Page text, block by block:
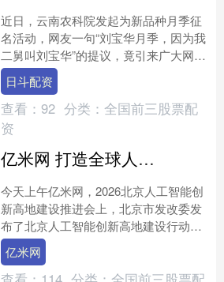
近日，云南农科院发起为新品种月季征
名活动，网友一句“刘宝华月季，因为我
二舅叫刘宝华”的提议，竟引来广大网友
热烈投票。原以为只是网络玩梗，却被
科研机构认真采纳——....
日斗配资
查看： 92 分类： 全国前三股票配
资
亿米网 打造全球人工智能创新高地，北京部署九大行动！一图看懂
今天上午亿米网，2026北京人工智能创
新高地建设推进会上，北京市发改委发
布了北京人工智能创新高地建设行动计
划，一图看懂： 相关新闻： 打造“全球
人工智能第一城”....
亿米网